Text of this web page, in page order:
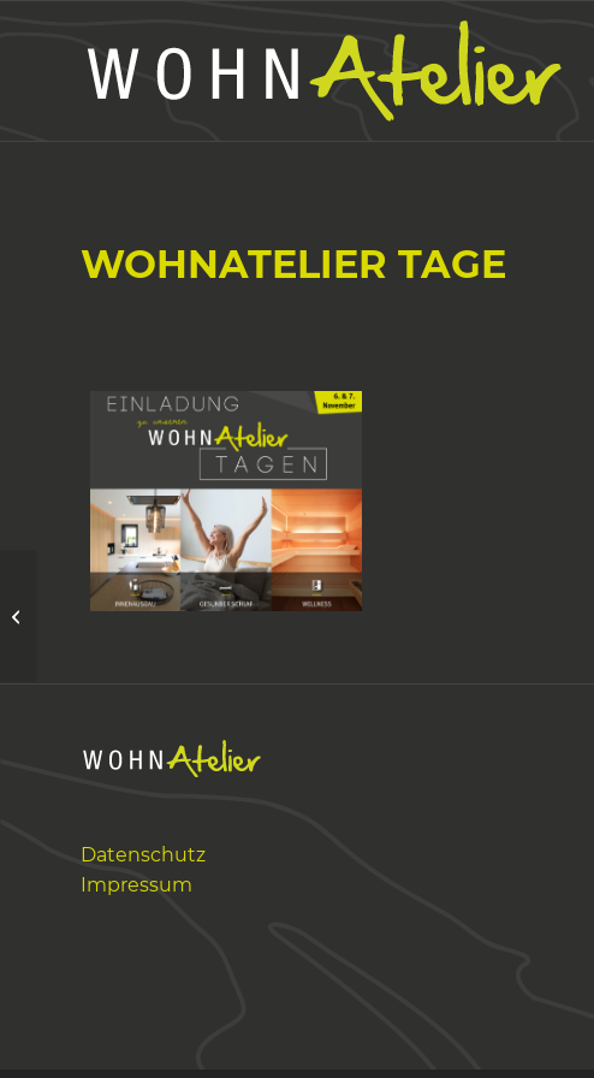
WOHNATELIER TAGE
Datenschutz
Impressum
Relax Aktion